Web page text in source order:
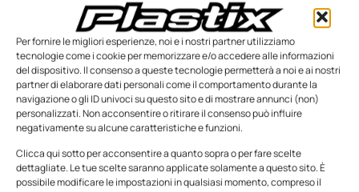
Per fornire le migliori esperienze, noi e i nostri partner utilizziamo
tecnologie come i cookie per memorizzare e/o accedere alle informazioni
del dispositivo. Il consenso a queste tecnologie permetterà a noi e ai nostri
partner di elaborare dati personali come il comportamento durante la
navigazione o gli ID univoci su questo sito e di mostrare annunci (non)
personalizzati. Non acconsentire o ritirare il consenso può influire
negativamente su alcune caratteristiche e funzioni.
Clicca qui sotto per acconsentire a quanto sopra o per fare scelte
dettagliate. Le tue scelte saranno applicate solamente a questo sito. È
possibile modificare le impostazioni in qualsiasi momento, compreso il
n.5 - Giugno 2026 n.4 - Maggio 2026
Edicola Web